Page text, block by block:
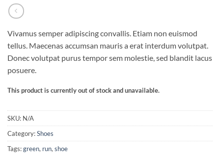
Vivamus semper adipiscing convallis. Etiam non euismod
tellus. Maecenas accumsan mauris a erat interdum volutpat.
Donec volutpat purus tempor sem molestie, sed blandit lacus
posuere.
This product is currently out of stock and unavailable.
SKU: N/A
Category:Shoes
Tags:green, run,shoe